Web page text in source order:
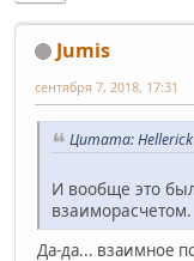
Jumis
сентября 7, 2018, 17:31
Цитата:
И вообще это
взаиморасчетом.
Да-да... взаимное